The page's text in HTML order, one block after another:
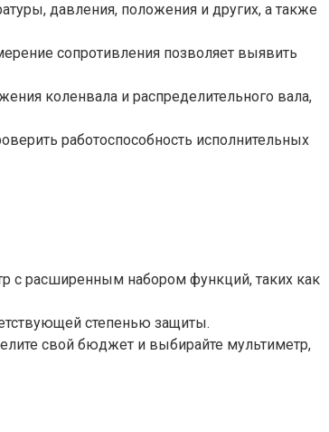
давления, положения и других, а также
сопротивления позволяет выявить
коленвала и распределительного вала,
работоспособность исполнительных
с расширенным набором функций, таких как
степенью защиты.
свой бюджет и выбирайте мультиметр,